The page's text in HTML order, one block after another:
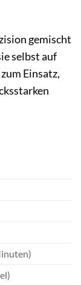
gemischt
selbst auf
Einsatz,